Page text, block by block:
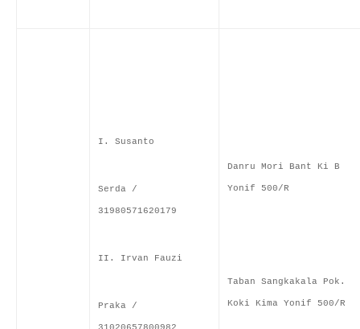
I. Susanto
Serda /
31980571620179
II. Irvan Fauzi
Praka /
Danru Mori Bant Ki B
Yonif 500/R
Taban Sangkakala Pok.
Koki Kima Yonif 500/R